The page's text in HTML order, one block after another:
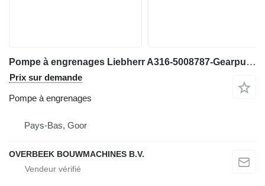
Pompe à engrenages Liebherr A316-5008787-Gearpump/Zahnradpumpe/Tandwielpomp pour excavateur
Prix sur demande
Pompe à engrenages
Pays-Bas, Goor
OVERBEEK BOUWMACHINES B.V.